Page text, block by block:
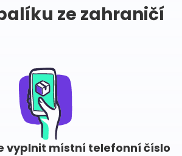
ze zahraničí
vyplnit místní telefonní číslo